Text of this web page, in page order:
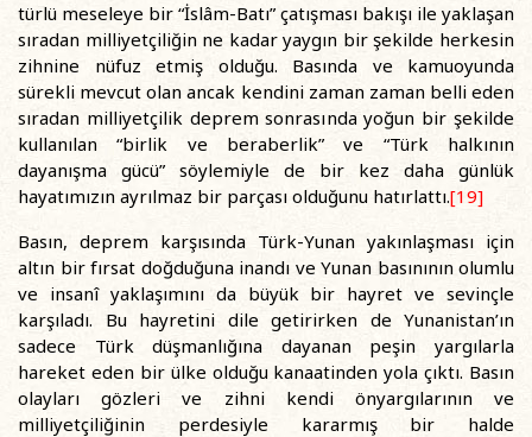
türlü meseleye bir “İslâm-Batı” çatışması bakışı ile yaklaşan
sıradan milliyetçiliğin ne kadar yaygın bir şekilde herkesin
zihnine nüfuz etmiş olduğu. Basında ve kamuoyunda
sürekli mevcut olan ancak kendini zaman zaman belli eden
sıradan milliyetçilik deprem sonrasında yoğun bir şekilde
kullanılan “birlik ve beraberlik” ve “Türk halkının
dayanışma gücü” söylemiyle de bir kez daha günlük
hayatımızın ayrılmaz bir parçası olduğunu hatırlattı.[19]
Basın, deprem karşısında Türk-Yunan yakınlaşması için
altın bir fırsat doğduğuna inandı ve Yunan basınının olumlu
ve insanî yaklaşımını da büyük bir hayret ve sevinçle
karşıladı. Bu hayretini dile getirirken de Yunanistan’ın
sadece Türk düşmanlığına dayanan peşin yargılarla
hareket eden bir ülke olduğu kanaatinden yola çıktı. Basın
olayları gözleri ve zihni kendi önyargılarının ve
milliyetçiliğinin perdesiyle kararmış bir halde